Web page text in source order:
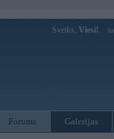
Sveiks, Viesi!
Forums Galerijas